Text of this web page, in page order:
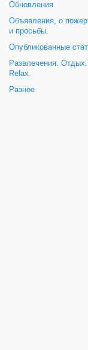
Обновления
Объявления, о
и просьбы.
Опубликованные
Развлечения.
Relax.
Разное